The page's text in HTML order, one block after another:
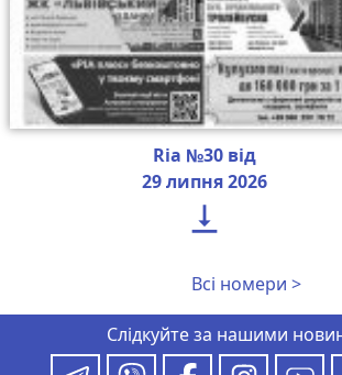
Ria №30 від
29 липня 2026

Всі номери >
Слідкуйте за нашими